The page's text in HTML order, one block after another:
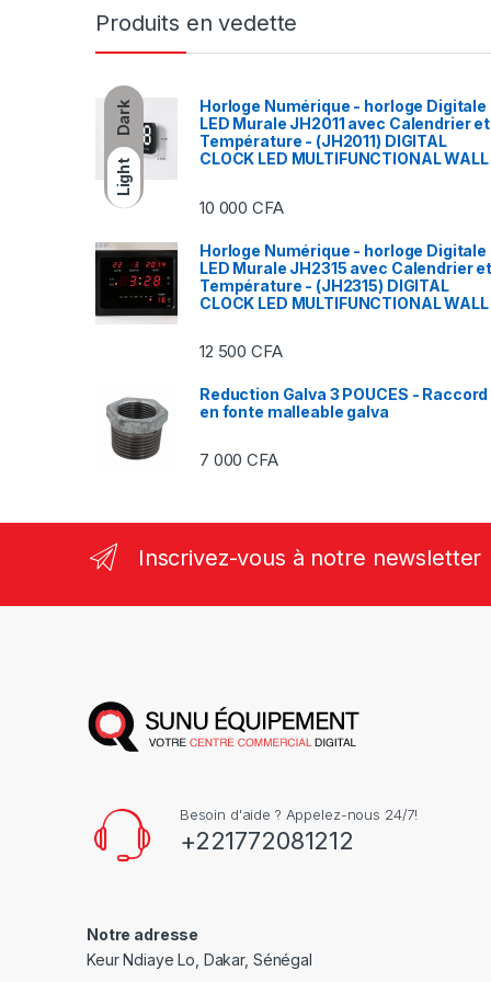
Dark
Light
Produits en vedette
Horloge Numérique - horloge Digitale
LED Murale JH2011 avec Calendrier et
Température - (JH2011) DIGITAL
CLOCK LED MULTIFUNCTIONAL WALL
10 000CFA
Horloge Numérique - horloge Digitale
LED Murale JH2315 avec Calendrier et
Température - (JH2315) DIGITAL
CLOCK LED MULTIFUNCTIONAL WALL
12 500CFA
Reduction Galva 3 POUCES - Raccord
en fonte malleable galva
7 000CFA
Inscrivez-vous à notre newsletter
Besoin d'aide ? Appelez-nous 24/7!
+221772081212
Notre adresse
Keur Ndiaye Lo, Dakar, Sénégal